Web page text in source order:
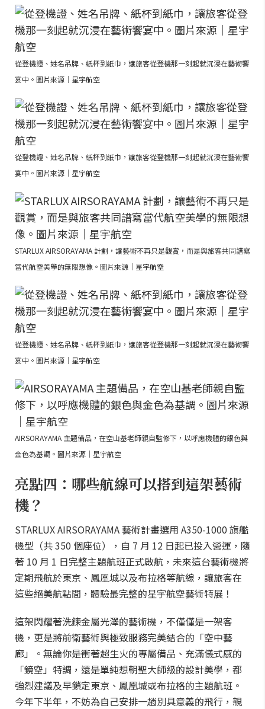
從登機證、姓名吊牌、紙杯到紙巾，讓旅客從登機那一刻起就沉浸在藝術饗
宴中。圖片來源｜星宇航空
從登機證、姓名吊牌、紙杯到紙巾，讓旅客從登機那一刻起就沉浸在藝術饗
宴中。圖片來源｜星宇航空
STARLUX AIRSORAYAMA 計劃，讓藝術不再只是觀賞，而是與旅客共同譜寫
當代航空美學的無限想像。圖片來源｜星宇航空
從登機證、姓名吊牌、紙杯到紙巾，讓旅客從登機那一刻起就沉浸在藝術饗
宴中。圖片來源｜星宇航空
AIRSORAYAMA 主題備品，在空山基老師親自監修下，以呼應機體的銀色與
金色為基調。圖片來源｜星宇航空
亮點四：哪些航線可以搭到這架藝術
機？
STARLUX AIRSORAYAMA 藝術計畫選用 A350-1000 旗艦
機型（共 350 個座位），自 7 月 12 日起已投入營運，隨
著 10 月 1 日完整主題航班正式啟航，未來這台藝術機將
定期飛航於東京、鳳凰城以及布拉格等航線，讓旅客在
這些絕美航點間，體驗最完整的星宇航空藝術特展！
這架閃耀著洗鍊金屬光澤的藝術機，不僅僅是一架客
機，更是將前衛藝術與極致服務完美結合的「空中藝
廊」。無論你是衝著超生火的專屬備品、充滿儀式感的
「鏡空」特調，還是單純想朝聖大師級的設計美學，都
強烈建議及早鎖定東京、鳳凰城或布拉格的主題航班。
今年下半年，不妨為自己安排一趟別具意義的飛行，親